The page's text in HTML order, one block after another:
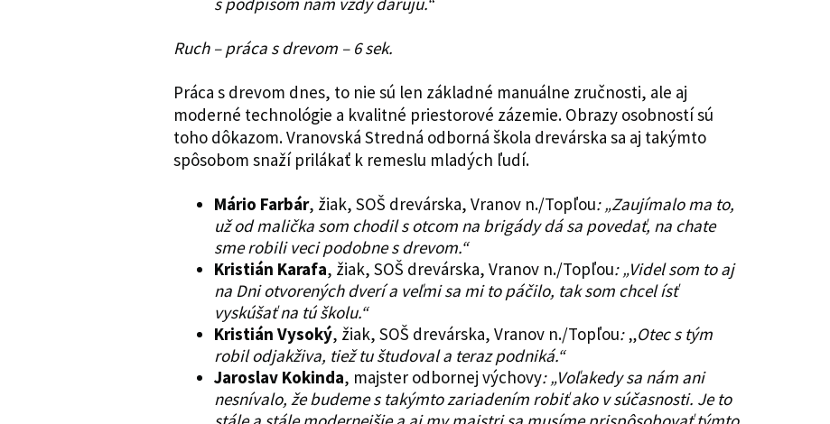
Ruch – práca s drevom – 6 sek.
Práca s drevom dnes, to nie sú len základné manuálne zručnosti, ale aj
moderné technológie a kvalitné priestorové zázemie. Obrazy osobností sú
toho dôkazom. Vranovská Stredná odborná škola drevárska sa aj takýmto
spôsobom snaží prilákať k remeslu mladých ľudí.
Mário Farbár, žiak, SOŠ drevárska, Vranov n./Topľou: „Zaujímalo ma to,
už od malička som chodil s otcom na brigády dá sa povedať, na chate
sme robili veci podobne s drevom.“
Kristián Karafa, žiak, SOŠ drevárska, Vranov n./Topľou: „Videl som to aj
na Dni otvorených dverí a veľmi sa mi to páčilo, tak som chcel ísť
vyskúšať na tú školu.“
Kristián Vysoký, žiak, SOŠ drevárska, Vranov n./Topľou:„Otec s tým
robil odjakživa, tiež tu študoval a teraz podniká.“
Jaroslav Kokinda, majster odbornej výchovy: „Voľakedy sa nám ani
nesnívalo, že budeme s takýmto zariadením robiť ako v súčasnosti. Je to